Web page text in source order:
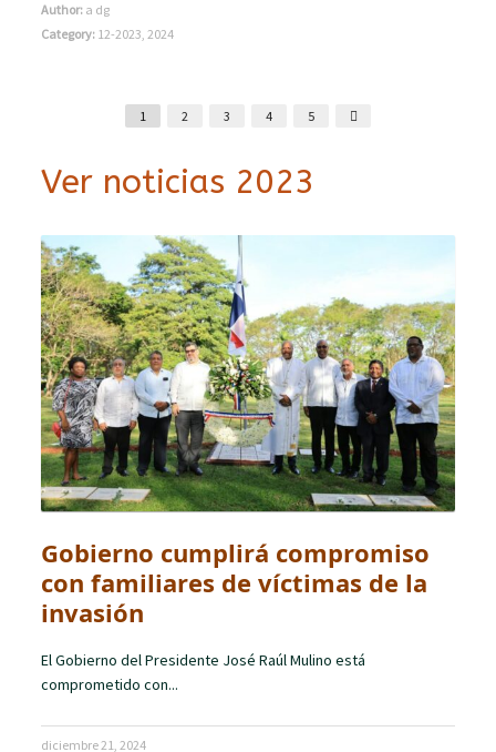
Author: a dg
Category: 12-2023,2024
1 2 3 4 5
Ver noticias 2023
Gobierno cumplirá compromiso
con familiares de víctimas de la
invasión
El Gobierno del Presidente José Raúl Mulino está
comprometido con...
diciembre 21, 2024